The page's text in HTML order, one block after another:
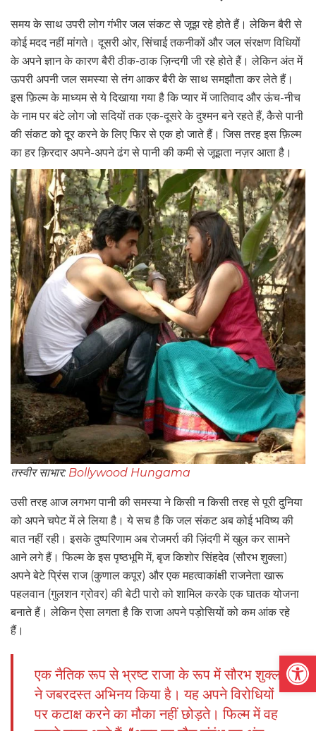
समय के साथ उपरी लोग गंभीर जल संकट से जूझ रहे होते हैं। लेकिन बैरी से
कोई मदद नहीं मांगते। दूसरी ओर, सिंचाई तकनीकों और जल संरक्षण विधियों
के अपने ज्ञान के कारण बैरी ठीक-ठाक ज़िन्दगी जी रहे होते हैं। लेकिन अंत में
ऊपरी अपनी जल समस्या से तंग आकर बैरी के साथ समझौता कर लेते हैं।
इस फ़िल्म के माध्यम से ये दिखाया गया है कि प्यार में जातिवाद और ऊंच-नीच
के नाम पर बंटे लोग जो सदियों तक एक-दूसरे के दुश्मन बने रहते हैं, कैसे पानी
की संकट को दूर करने के लिए फिर से एक हो जाते हैं। जिस तरह इस फ़िल्म
का हर क़िरदार अपने-अपने ढंग से पानी की कमी से जूझता नज़र आता है।
तस्वीर साभार: Bollywood Hungama
उसी तरह आज लगभग पानी की समस्या ने किसी न किसी तरह से पूरी दुनिया
को अपने चपेट में ले लिया है। ये सच है कि जल संकट अब कोई भविष्य की
बात नहीं रही। इसके दुष्परिणाम अब रोजमर्रा की ज़िंदगी में खुल कर सामने
आने लगे हैं। फिल्म के इस पृष्ठभूमि में, बृज किशोर सिंहदेव (सौरभ शुक्ला)
अपने बेटे प्रिंस राज (कुणाल कपूर) और एक महत्वाकांक्षी राजनेता खारू
पहलवान (गुलशन ग्रोवर) की बेटी पारो को शामिल करके एक घातक योजना
बनाते हैं। लेकिन ऐसा लगता है कि राजा अपने पड़ोसियों को कम आंक रहे
हैं।
एक नैतिक रूप से भ्रष्ट राजा के रूप में सौरभ शुक्ला
ने जबरदस्त अभिनय किया है। यह अपने विरोधियों
पर कटाक्ष करने का मौका नहीं छोड़ते। फिल्म में वह